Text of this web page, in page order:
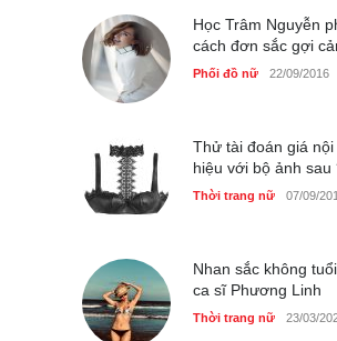
sáng tạo mới của
Thời trang nữ 21/10/
Học Trâm Nguyễn
cách đơn sắc gợi
Phối đồ nữ 22/09/2016
Thử tài đoán giá nội
hiệu với bộ ảnh sau
Thời trang nữ 07/09/
Nhan sắc không
ca sĩ Phương Linh
Thời trang nữ 23/03/